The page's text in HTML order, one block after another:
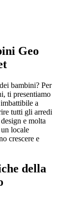
Geo
bambini? Per
ti presentiamo
a
tutti gli arredi
e molta
locale
crescere e
della